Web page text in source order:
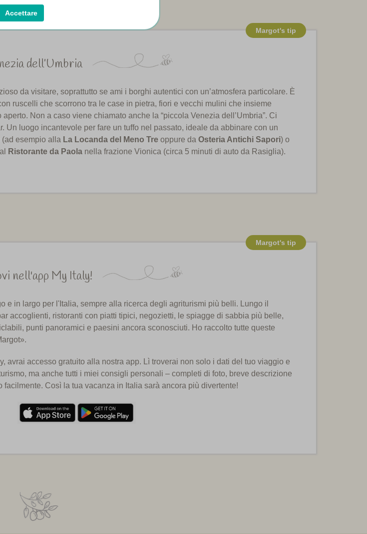
Margot's tip
dell’Umbria
da visitare, soprattutto se ami i borghi autentici con un’atmosfera particolare. È
ruscelli che scorrono tra le case in pietra, fiori e vecchi mulini che insieme
Non a caso viene chiamato anche la “piccola Venezia dell’Umbria”. Ci
Un luogo incantevole per fare un tuffo nel passato, ideale da abbinare con un
esempio alla La Locanda del Meno Tre oppure da Osteria Antichi Sapori) o
Ristorante da Paolanella frazione Vionica (circa 5 minuti di auto da Rasiglia).
Margot's tip
nell'app My Italy!
e in largo per l'Italia, sempre alla ricerca degli agriturismi più belli. Lungo il
accoglienti, ristoranti con piatti tipici, negozietti, le spiagge di sabbia più belle,
punti panoramici e paesini ancora sconosciuti. Ho raccolto tutte queste
avrai accesso gratuito alla nostra app. Lì troverai non solo i dati del tuo viaggio e
ma anche tutti i miei consigli personali – completi di foto, breve descrizione
facilmente. Così la tua vacanza in Italia sarà ancora più divertente!
Accettare